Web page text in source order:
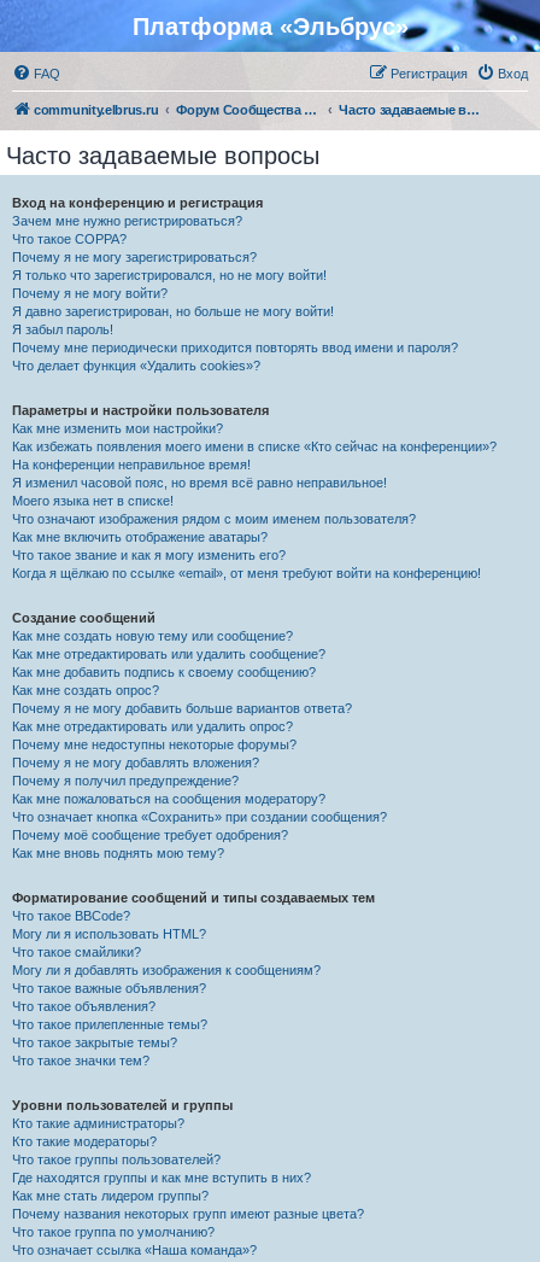
Платформа «Эльбрус»
FAQ Вход
Регистрация
community.elbrus.ru Форум Сообщества Эльбрус Часто задаваемые вопросы
Часто задаваемые вопросы
Вход на конференцию и регистрация
Зачем мне нужно регистрироваться?
Что такое COPPA?
Почему я не могу зарегистрироваться?
Я только что зарегистрировался, но не могу войти!
Почему я не могу войти?
Я давно зарегистрирован, но больше не могу войти!
Я забыл пароль!
Почему мне периодически приходится повторять ввод имени и пароля?
Что делает функция «Удалить cookies»?
Параметры и настройки пользователя
Как мне изменить мои настройки?
Как избежать появления моего имени в списке «Кто сейчас на конференции»?
На конференции неправильное время!
Я изменил часовой пояс, но время всё равно неправильное!
Моего языка нет в списке!
Что означают изображения рядом с моим именем пользователя?
Как мне включить отображение аватары?
Что такое звание и как я могу изменить его?
Когда я щёлкаю по ссылке «email», от меня требуют войти на конференцию!
Создание сообщений
Как мне создать новую тему или сообщение?
Как мне отредактировать или удалить сообщение?
Как мне добавить подпись к своему сообщению?
Как мне создать опрос?
Почему я не могу добавить больше вариантов ответа?
Как мне отредактировать или удалить опрос?
Почему мне недоступны некоторые форумы?
Почему я не могу добавлять вложения?
Почему я получил предупреждение?
Как мне пожаловаться на сообщения модератору?
Что означает кнопка «Сохранить» при создании сообщения?
Почему моё сообщение требует одобрения?
Как мне вновь поднять мою тему?
Форматирование сообщений и типы создаваемых тем
Что такое BBCode?
Могу ли я использовать HTML?
Что такое смайлики?
Могу ли я добавлять изображения к сообщениям?
Что такое важные объявления?
Что такое объявления?
Что такое прилепленные темы?
Что такое закрытые темы?
Что такое значки тем?
Уровни пользователей и группы
Кто такие администраторы?
Кто такие модераторы?
Что такое группы пользователей?
Где находятся группы и как мне вступить в них?
Как мне стать лидером группы?
Почему названия некоторых групп имеют разные цвета?
Что такое группа по умолчанию?
Что означает ссылка «Наша команда»?